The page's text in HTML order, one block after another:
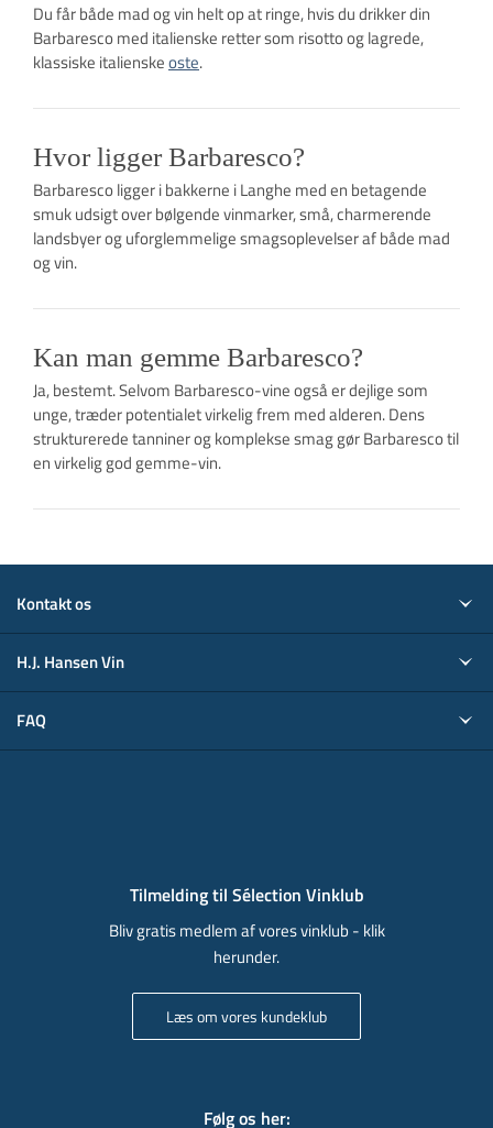
Du får både mad og vin helt op at ringe, hvis du drikker din
Barbaresco med italienske retter som risotto og lagrede,
klassiske italienskeoste.
Hvor ligger Barbaresco?
Barbaresco ligger i bakkerne i Langhe med en betagende
smuk udsigt over bølgende vinmarker, små, charmerende
landsbyer og uforglemmelige smagsoplevelser af både mad
og vin.
Kan man gemme Barbaresco?
Ja, bestemt. Selvom Barbaresco-vine også er dejlige som
unge, træder potentialet virkelig frem med alderen. Dens
strukturerede tanniner og komplekse smag gør Barbaresco til
en virkelig god gemme-vin.
Kontakt os
H.J. Hansen Vin
FAQ
Tilmelding til Sélection Vinklub
Bliv gratis medlem af vores vinklub - klik
herunder.
Læs om vores kundeklub
Følg os her: